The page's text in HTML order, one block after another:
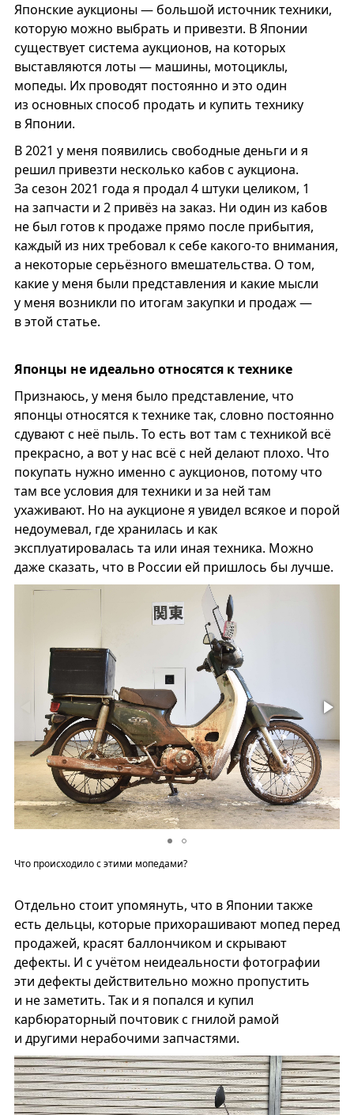
Японские аукционы — большой источник техники,
которую можно выбрать и привезти. В Японии
существует система аукционов, на которых
выставляются лоты — машины, мотоциклы,
мопеды. Их проводят постоянно и это один
из основных способ продать и купить технику
в Японии.
В 2021 у меня появились свободные деньги и я
решил привезти несколько кабов с аукциона.
За сезон 2021 года я продал 4 штуки целиком, 1
на запчасти и 2 привёз на заказ. Ни один из кабов
не был готов к продаже прямо после прибытия,
каждый из них требовал к себе какого-то внимания,
а некоторые серьёзного вмешательства. О том,
какие у меня были представления и какие мысли
у меня возникли по итогам закупки и продаж —
в этой статье.
Японцы не идеально относятся к технике
Признаюсь, у меня было представление, что
японцы относятся к технике так, словно постоянно
сдувают с неё пыль. То есть вот там с техникой всё
прекрасно, а вот у нас всё с ней делают плохо. Что
покупать нужно именно с аукционов, потому что
там все условия для техники и за ней там
ухаживают. Но на аукционе я увидел всякое и порой
недоумевал, где хранилась и как
эксплуатировалась та или иная техника. Можно
даже сказать, что в России ей пришлось бы лучше.
Что происходило с этими мопедами?
Отдельно стоит упомянуть, что в Японии также
есть дельцы, которые прихорашивают мопед перед
продажей, красят баллончиком и скрывают
дефекты. И с учётом неидеальности фотографии
эти дефекты действительно можно пропустить
и не заметить. Так и я попался и купил
карбюраторный почтовик с гнилой рамой
и другими нерабочими запчастями.